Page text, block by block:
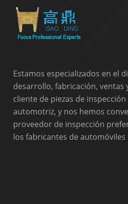
Estamos especializados en el
desarrollo, fabricación, ventas
cliente de piezas de inspección
automotriz, y nos hemos
proveedor de inspección
los fabricantes de automóviles